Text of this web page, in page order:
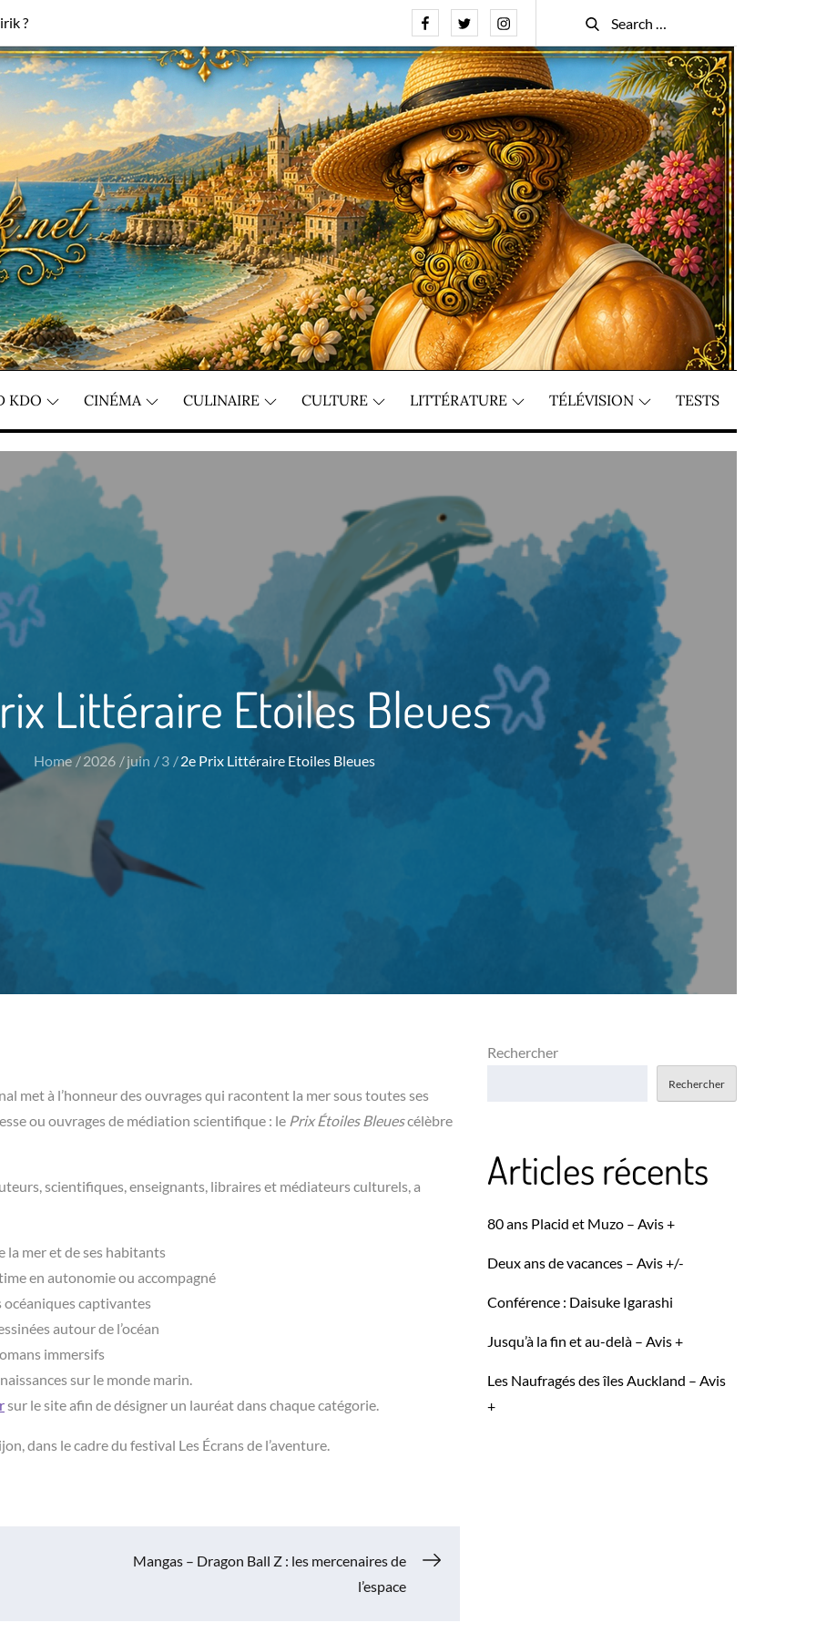
? FacebookTwitterInstagram
Search
for:
Search
KDO CINÉMA CULINAIRE CULTURE LITTÉRATURE TÉLÉVISION TESTS
Littéraire Etoiles Bleues
Home 2026 juin 3 2e Prix Littéraire Etoiles Bleues
met à l’honneur des ouvrages qui racontent la mer sous toutes ses
ou ouvrages de médiation scientifique : le Prix Étoiles Bleuescélèbre
scientifiques, enseignants, libraires et médiateurs culturels, a
la mer et de ses habitants
en autonomie ou accompagné
océaniques captivantes
autour de l’océan
immersifs
sur le monde marin.
sur le site afin de désigner un lauréat dans chaque catégorie.
dans le cadre du festival Les Écrans de l’aventure.
Mangas – Dragon Ball Z : les mercenaires de
l’espace
Rechercher
Rechercher
Articles récents
80 ans Placid et Muzo – Avis +
Deux ans de vacances – Avis +/-
Conférence : Daisuke Igarashi
Jusqu’à la fin et au-delà – Avis +
Les Naufragés des îles Auckland – Avis
+